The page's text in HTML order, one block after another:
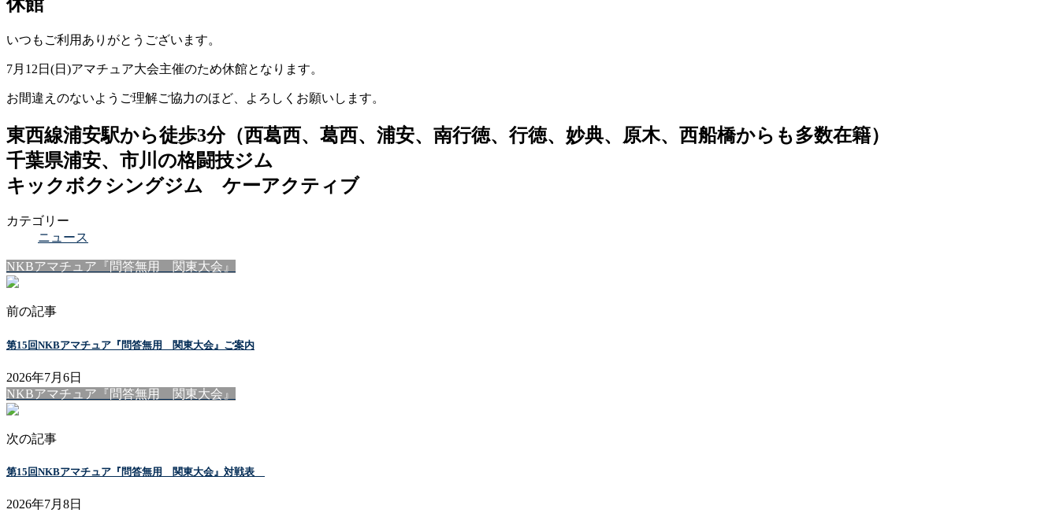
いつもご利用ありがとうございます。
7月12日(日)アマチュア大会主催のため休館となります。
お間違えのないようご理解ご協力のほど、よろしくお願いします。
東西線浦安駅から徒歩3分（西葛西、葛西、浦安、南行徳、行徳、妙典、原木、西船橋からも多数在籍）
千葉県浦安、市川の格闘技ジム
キックボクシングジム ケーアクティブ
カテゴリー
ニュース
NKBアマチュア『問答無用 関東大会』
前の記事
第15回NKBアマチュア『問答無用 関東大会』ご案内
2026年7月6日
NKBアマチュア『問答無用 関東大会』
次の記事
第15回NKBアマチュア『問答無用 関東大会』対戦表
2026年7月8日